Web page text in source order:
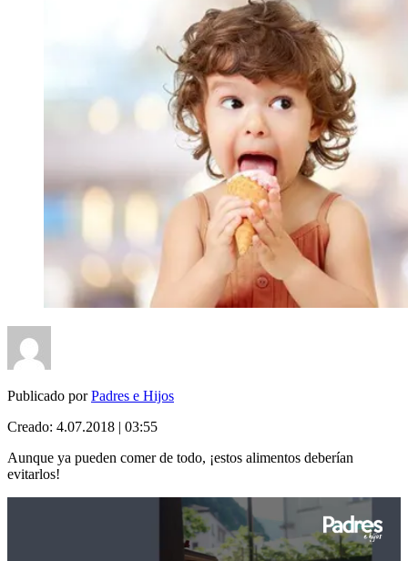
Publicado porPadres e Hijos
Creado: 4.07.2018 | 03:55
Aunque ya pueden comer de todo, ¡estos alimentos deberían
evitarlos!